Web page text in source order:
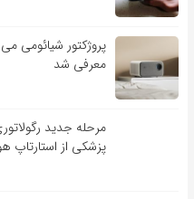
معرفی شد
مرحله جدید
پزشکی از استارتاپ